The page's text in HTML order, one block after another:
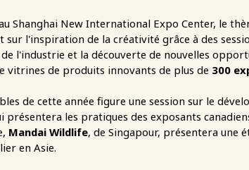
Shanghai New International Expo Center, le
sur l'inspiration de la créativité grâce à des
l'industrie et la découverte de nouvelles
vitrines de produits innovants de plus de 300
de cette année figure une session sur le
présentera les pratiques des exposants
Mandai Wildlife, de Singapour, présentera une
en Asie.